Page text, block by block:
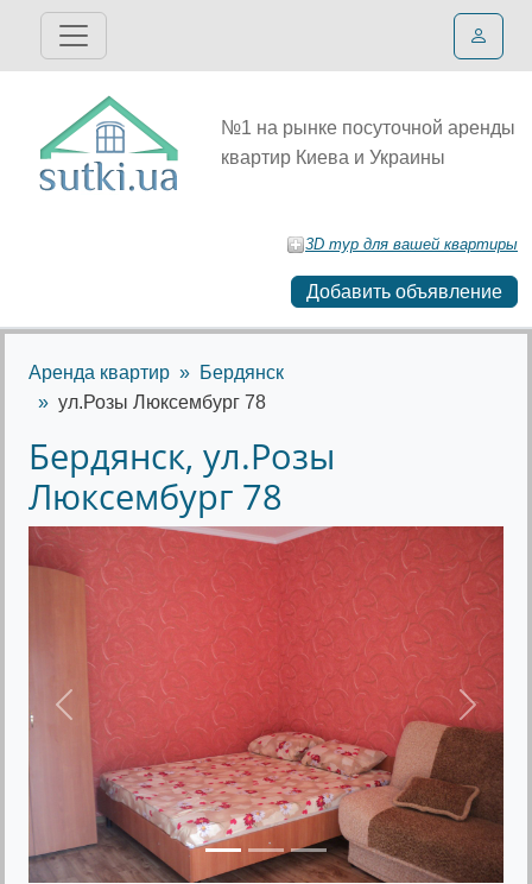
№1 на рынке посуточной аренды
квартир Киева и Украины
3D тур для вашей квартиры
Добавить объявление
Аренда квартир
Бердянск
ул.Розы Люксембург 78
Бердянск, ул.Розы
Люксембург 78
Предыдущее